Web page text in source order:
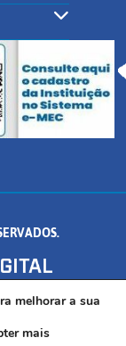
MG - CEP:
melhorar a sua
mais